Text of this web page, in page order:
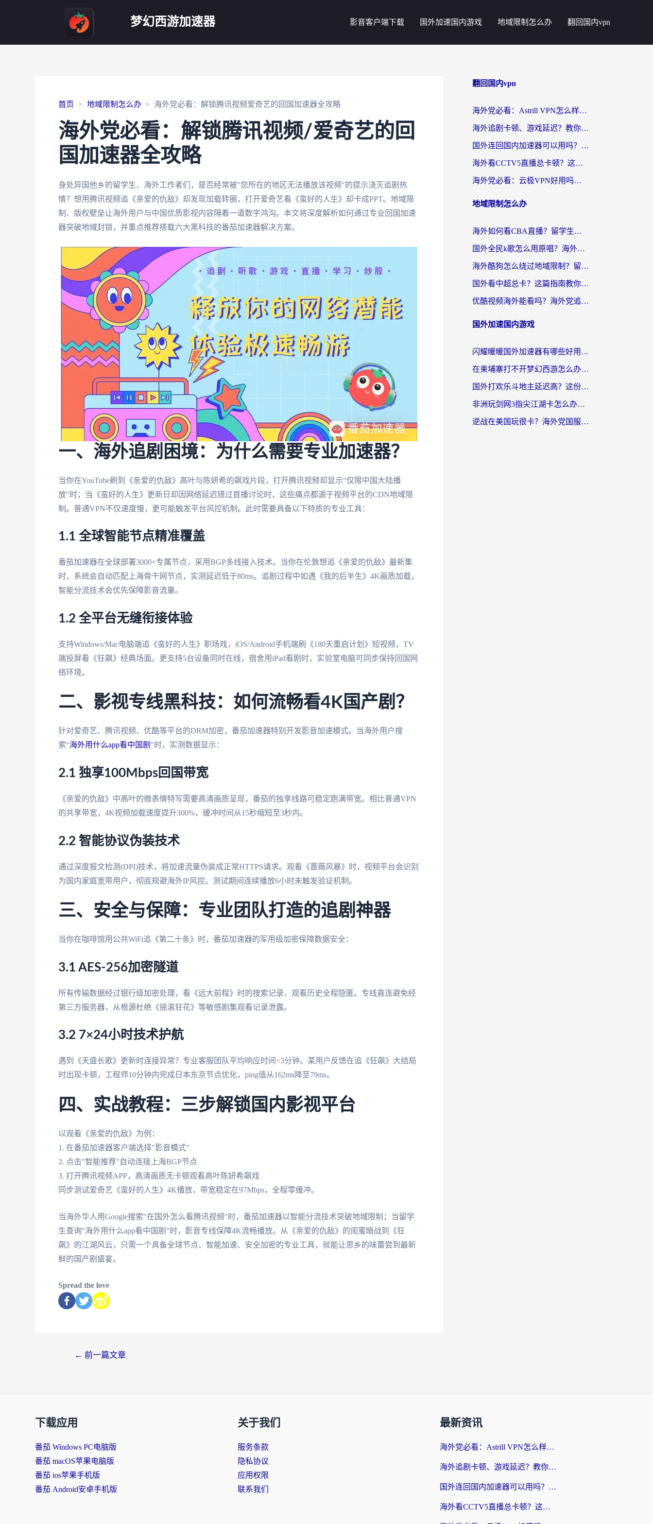
梦幻西游加速器 影音客户端下载 国外加速国内游戏 地域限制怎么办 翻回国内vpn
首页 地域限制怎么办 海外党必看：解锁腾讯视频爱奇艺的回国加速器全攻略
海外党必看：解锁腾讯视频/爱奇艺的回
国加速器全攻略
身处异国他乡的留学生、海外工作者们，是否经常被"您所在的地区无法播放该视频"的提示浇灭追剧热
情？想用腾讯视频追《亲爱的仇敌》却发现加载转圈，打开爱奇艺看《蛮好的人生》却卡成PPT。地域限
制、版权壁垒让海外用户与中国优质影视内容隔着一道数字鸿沟。本文将深度解析如何通过专业回国加速
器突破地域封锁，并重点推荐搭载六大黑科技的番茄加速器解决方案。
一、海外追剧困境：为什么需要专业加速器？
当你在YouTube刷到《亲爱的仇敌》高叶与陈妍希的飙戏片段，打开腾讯视频却显示"仅限中国大陆播
放"时；当《蛮好的人生》更新日却因网络延迟错过首播讨论时，这些痛点都源于视频平台的CDN地域限
制。普通VPN不仅速度慢，更可能触发平台风控机制。此时需要具备以下特质的专业工具：
1.1 全球智能节点精准覆盖
番茄加速器在全球部署3000+专属节点，采用BGP多线接入技术。当你在伦敦想追《亲爱的仇敌》最新集
时，系统会自动匹配上海骨干网节点，实测延迟低于80ms。追剧过程中如遇《我的后半生》4K画质加载，
智能分流技术会优先保障影音流量。
1.2 全平台无缝衔接体验
支持Windows/Mac电脑端追《蛮好的人生》职场戏，iOS/Android手机端刷《180天重启计划》短视频，TV
端投屏看《狂飙》经典场面。更支持5台设备同时在线，宿舍用iPad看剧时，实验室电脑可同步保持回国网
络环境。
二、影视专线黑科技：如何流畅看4K国产剧？
针对爱奇艺、腾讯视频、优酷等平台的DRM加密，番茄加速器特别开发影音加速模式。当海外用户搜
索"海外用什么app看中国剧 "时，实测数据显示：
2.1 独享100Mbps回国带宽
《亲爱的仇敌》中高叶的微表情特写需要高清画质呈现，番茄的独享线路可稳定跑满带宽。相比普通VPN
的共享带宽，4K视频加载速度提升300%，缓冲时间从15秒缩短至3秒内。
2.2 智能协议伪装技术
通过深度报文检测(DPI)技术，将加速流量伪装成正常HTTPS请求。观看《蔷薇风暴》时，视频平台会识别
为国内家庭宽带用户，彻底规避海外IP风控。测试期间连续播放6小时未触发验证机制。
三、安全与保障：专业团队打造的追剧神器
当你在咖啡馆用公共WiFi追《第二十条》时，番茄加速器的军用级加密保障数据安全：
3.1 AES-256加密隧道
所有传输数据经过银行级加密处理，看《远大前程》时的搜索记录、观看历史全程隐匿。专线直连避免经
第三方服务器，从根源杜绝《摇滚狂花》等敏感剧集观看记录泄露。
3.2 7×24小时技术护航
遇到《天盛长歌》更新时连接异常？专业客服团队平均响应时间<3分钟。某用户反馈在追《狂飙》大结局
时出现卡顿，工程师10分钟内完成日本东京节点优化，ping值从162ms降至79ms。
四、实战教程：三步解锁国内影视平台
以观看《亲爱的仇敌》为例：
1. 在番茄加速器客户端选择"影音模式"
2. 点击"智能推荐"自动连接上海BGP节点
3. 打开腾讯视频APP，高清画质无卡顿观看高叶陈妍希飙戏
同步测试爱奇艺《蛮好的人生》4K播放，带宽稳定在97Mbps，全程零缓冲。
当海外华人用Google搜索"在国外怎么看腾讯视频"时，番茄加速器以智能分流技术突破地域限制；当留学
生查询"海外用什么app看中国剧"时，影音专线保障4K流畅播放。从《亲爱的仇敌》的闺蜜暗战到《狂
飙》的江湖风云，只需一个具备全球节点、智能加速、安全加密的专业工具，就能让思乡的味蕾尝到最新
鲜的国产剧盛宴。
Spread the love
← 前一篇文章
翻回国内vpn
海外党必看：Astrill VPN怎么样？3步选对回国加速器实现无缝刷剧玩游戏
海外追剧卡顿、游戏延迟？教你选回国加速器，附免费加速器试用一小时福利
国外连回国内加速器可以用吗？海外党亲测实用指南，解决追剧游戏卡顿难题
海外看CCTV5直播总卡顿？这篇指南教你选对回国加速器，无缝刷国内资源
海外党必看：云极VPN好用吗？和uuVPN对比哪个回国效果更好？附真实体验+避坑指南
地域限制怎么办
海外如何看CBA直播？留学生和华人必看的无卡顿观赛指南
国外全民k歌怎么用原唱？海外党亲测有效的回国加速解决方案
海外酷狗怎么绕过地域限制？留学生亲测有效的回国加速器选择指南
国外看中超总卡？这篇指南教你在海外流畅看体育赛事+中文解说（附避坑技巧）
优酷视频海外能看吗？海外党追剧看电影的终极解决方案来了
国外加速国内游戏
闪耀暖暖国外加速器有哪些好用？海外党亲测的国服游戏加速终极指南
在柬埔寨打不开梦幻西游怎么办？海外玩家国服游戏加速终极指南
国外打欢乐斗地主延迟高？这份海外玩家国服游戏加速指南帮你解决卡顿烦恼
非洲玩剑网3指尖江湖卡怎么办？这份实测有效的国服游戏加速指南请收好
逆战在美国玩很卡？海外党国服游戏加速终极指南（附DNF宝可梦加速技巧）
下载应用
番茄 Windows PC电脑版
番茄 macOS苹果电脑版
番茄 ios苹果手机版
番茄 Android安卓手机版
关于我们
服务条款
隐私协议
应用权限
联系我们
最新资讯
海外党必看：Astrill VPN怎么样？3步选对回国加速器实现无缝刷剧玩游戏
海外追剧卡顿、游戏延迟？教你选回国加速器，附免费加速器试用一小时福利
国外连回国内加速器可以用吗？海外党亲测实用指南，解决追剧游戏卡顿难题
海外看CCTV5直播总卡顿？这篇指南教你选对回国加速器，无缝刷国内资源